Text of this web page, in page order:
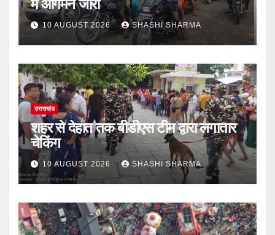
में आगमन जारी
10 AUGUST 2026 SHASHI SHARMA
उत्तराखंड
शहर से देहात तक बीडीएस टीम द्वारा लगातार
चेकिंग
10 AUGUST 2026 SHASHI SHARMA